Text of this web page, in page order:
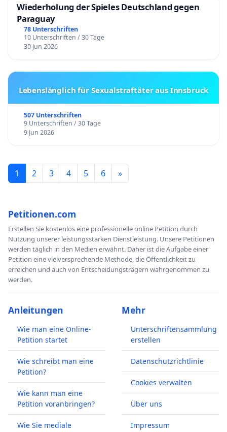
Wiederholung der Spieles Deutschland gegen
Paraguay
78 Unterschriften
10 Unterschriften / 30 Tage
30 Jun 2026
Lebenslänglich für Sexualstraftäter aus Innsbruck
507 Unterschriften
9 Unterschriften / 30 Tage
9 Jun 2026
1 2 3 4 5 6 »
Petitionen.com
Erstellen Sie kostenlos eine professionelle online Petition durch
Nutzung unserer leistungsstarken Dienstleistung. Unsere Petitionen
werden täglich in den Medien erwähnt. Daher ist die Aufgabe einer
Petition eine vielversprechende Methode, die Öffentlichkeit zu
erreichen und auch von Entscheidungsträgern wahrgenommen zu
werden.
Anleitungen
Wie man eine Online-
Petition startet
Wie schreibt man eine
Petition?
Wie kann man eine
Petition voranbringen?
Wie Sie mediale
Mehr
Unterschriftensammlung
erstellen
Datenschutzrichtlinie
Cookies verwalten
Über uns
Impressum